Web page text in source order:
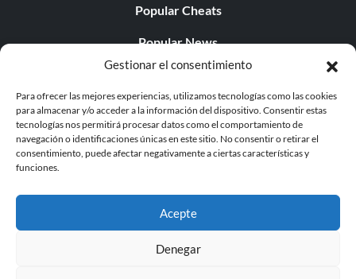
Gestionar el consentimiento
Para ofrecer las mejores experiencias, utilizamos tecnologías como las cookies
para almacenar y/o acceder a la información del dispositivo. Consentir estas
tecnologías nos permitirá procesar datos como el comportamiento de
navegación o identificaciones únicas en este sitio. No consentir o retirar el
consentimiento, puede afectar negativamente a ciertas características y
funciones.
Acepte
Denegar
Popular Cheats
Popular News
Popular Editorials
Popular Free Games
LATEST UPDATES